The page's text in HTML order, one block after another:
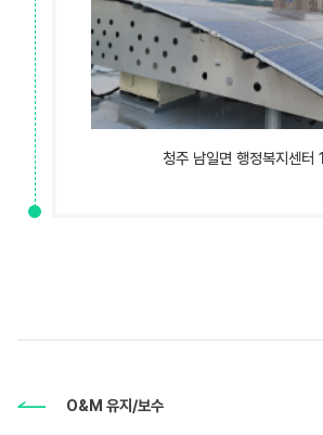
청주 남일면 행정복지센
O&M 유지/보수